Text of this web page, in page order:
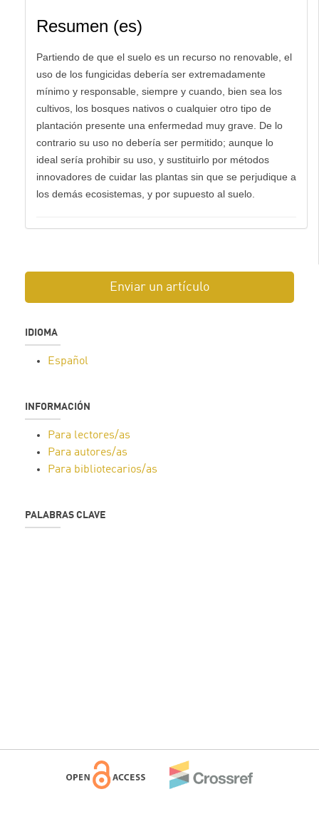
Resumen (es)
Partiendo de que el suelo es un recurso no renovable, el
uso de los fungicidas debería ser extremadamente
mínimo y responsable, siempre y cuando, bien sea los
cultivos, los bosques nativos o cualquier otro tipo de
plantación presente una enfermedad muy grave. De lo
contrario su uso no debería ser permitido; aunque lo
ideal sería prohibir su uso, y sustituirlo por métodos
innovadores de cuidar las plantas sin que se perjudique a
los demás ecosistemas, y por supuesto al suelo.
Enviar un artículo
IDIOMA
Español
INFORMACIÓN
Para lectores/as
Para autores/as
Para bibliotecarios/as
PALABRAS CLAVE